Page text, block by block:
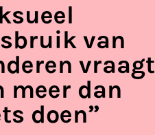
van
vraagt
meer dan
doen”